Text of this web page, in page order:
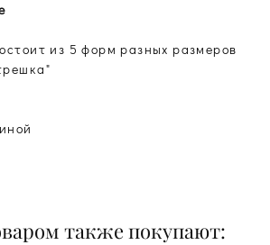
из 5 форм разных размеров
также покупают: